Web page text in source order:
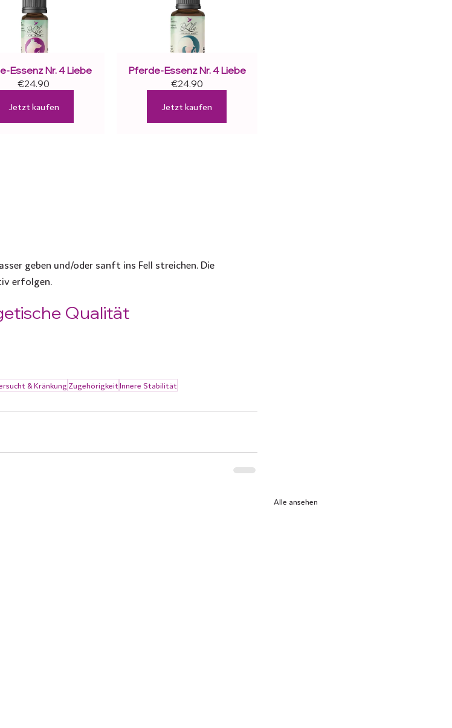
Essenz Nr. 4 Liebe
€24.90
Jetzt kaufen
Pferde-Essenz Nr. 4 Liebe
€24.90
Jetzt kaufen
geben und/oder sanft ins Fell streichen. Die
erfolgen.
Qualität
& Kränkung ZugehörigkeitInnere Stabilität
Alle ansehen